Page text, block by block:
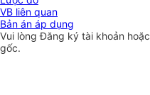
VB liên quan
Bản án áp dụng
Vui lòngĐăng ký tài khoản hoặc
gốc.